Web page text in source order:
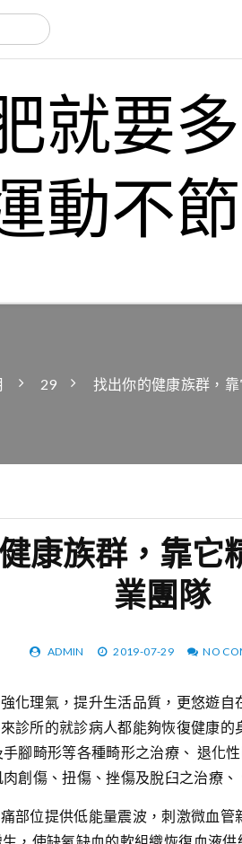
就要
動不
29 找出你的健康族群，
康族群，靠它
業團隊
ADMIN 2019-07-29 NO
化理氣，提升生活品質，更悠遊
診所的就診病人都能夠恢復健康
腳畸形等各種畸形之治療、 退化
創傷、扭傷、挫傷及脫臼之治療、
部位提供低能量震波，刺激微血